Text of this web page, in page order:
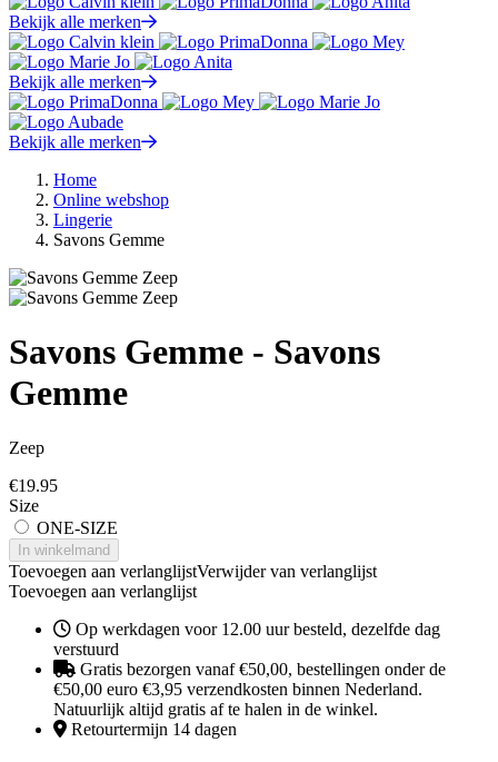
Bekijk alle merken
Bekijk alle merken
Bekijk alle merken
Home
Online webshop
Lingerie
Savons Gemme
Savons Gemme - Savons
Gemme
Zeep
€19.95
Size
ONE-SIZE
In winkelmand
Toevoegen aan verlanglijstVerwijder van verlanglijst
Toevoegen aan verlanglijst
Op werkdagen voor 12.00 uur besteld, dezelfde dag
verstuurd
Gratis bezorgen vanaf €50,00, bestellingen onder de
€50,00 euro €3,95 verzendkosten binnen Nederland.
Natuurlijk altijd gratis af te halen in de winkel.
Retourtermijn 14 dagen